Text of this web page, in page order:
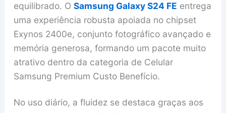
equilibrado. O Samsung Galaxy S24 FE entrega
uma experiência robusta apoiada no chipset
Exynos 2400e, conjunto fotográfico avançado e
memória generosa, formando um pacote muito
atrativo dentro da categoria de Celular
Samsung Premium Custo Benefício.
No uso diário, a fluidez se destaca graças aos